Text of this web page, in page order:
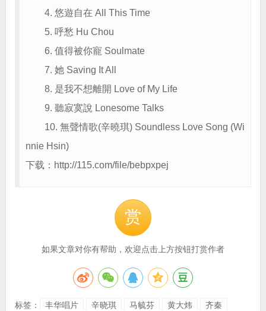
4. 悠遊自在 All This Time
5. 呼愁 Hu Chou
6. 值得被你寵 Soulmate
7. 她 Saving It All
8. 是我不想離開 Love of My Life
9. 聽寂寞說 Lonesome Talks
10. 無聲情歌(辛曉琪) Soundless Love Song (Wi
nnie Hsin)
下载：http://115.com/file/bebpxpej
赏
如果文章对你有帮助，欢迎点击上方按钮打赏作者
标签： 丰华唱片 辛晓琪 马毓芬 黄大炜 齐秦